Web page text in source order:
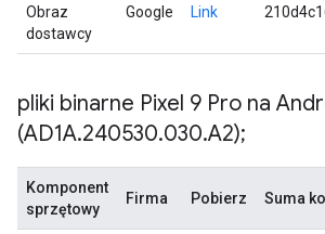
Obraz
dostawcy
Google Link
pliki binarne Pixel 9 Pro na
(AD1A.240530.030.A2);
Komponent
sprzętowy
Firma Pobierz Suma